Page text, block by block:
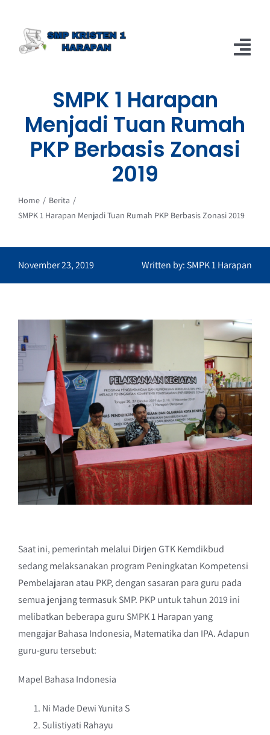
content
Berita
About
SMPK 1 Harapan
Menjadi Tuan Rumah
PKP Berbasis Zonasi
2019
Home
Berita
SMPK 1 Harapan Menjadi Tuan Rumah PKP Berbasis Zonasi 2019
November 23, 2019 Written by: SMPK 1 Harapan
Saat ini, pemerintah melalui Dirjen GTK Kemdikbud
sedang melaksanakan program Peningkatan Kompetensi
Pembelajaran atau PKP, dengan sasaran para guru pada
semua jenjang termasuk SMP. PKP untuk tahun 2019 ini
melibatkan beberapa guru SMPK 1 Harapan yang
mengajar Bahasa Indonesia, Matematika dan IPA. Adapun
guru-guru tersebut:
Mapel Bahasa Indonesia
Ni Made Dewi Yunita S
Sulistiyati Rahayu